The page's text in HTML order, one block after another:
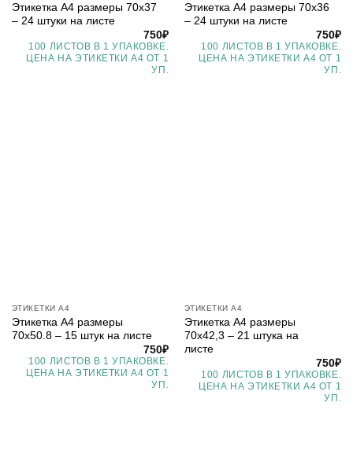
Этикетка А4 размеры 70х37
– 24 штуки на листе
750₽
100 ЛИСТОВ В 1 УПАКОВКЕ.
ЦЕНА НА ЭТИКЕТКИ А4 ОТ 1
УП.
Этикетка А4 размеры 70х36
– 24 штуки на листе
750₽
100 ЛИСТОВ В 1 УПАКОВКЕ.
ЦЕНА НА ЭТИКЕТКИ А4 ОТ 1
УП.
ЭТИКЕТКИ А4
Этикетка А4 размеры
70х50.8 – 15 штук на листе
750₽
100 ЛИСТОВ В 1 УПАКОВКЕ.
ЦЕНА НА ЭТИКЕТКИ А4 ОТ 1
УП.
ЭТИКЕТКИ А4
Этикетка А4 размеры
70х42,3 – 21 штука на
листе
750₽
100 ЛИСТОВ В 1 УПАКОВКЕ.
ЦЕНА НА ЭТИКЕТКИ А4 ОТ 1
УП.